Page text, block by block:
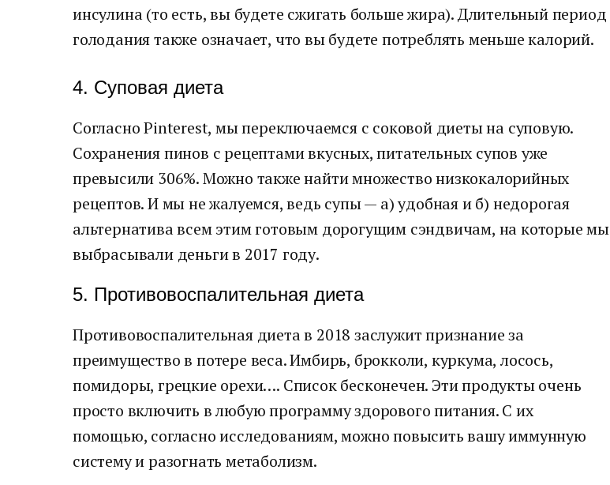
инсулина (то есть, вы будете сжигать больше жира). Длительный период
голодания также означает, что вы будете потреблять меньше калорий.
4. Суповая диета
Согласно Pinterest, мы переключаемся с соковой диеты на суповую.
Сохранения пинов с рецептами вкусных, питательных супов уже
превысили 306%. Можно также найти множество низкокалорийных
рецептов. И мы не жалуемся, ведь супы — а) удобная и б) недорогая
альтернатива всем этим готовым дорогущим сэндвичам, на которые мы
выбрасывали деньги в 2017 году.
5. Противовоспалительная диета
Противовоспалительная диета в 2018 заслужит признание за
преимущество в потере веса. Имбирь, брокколи, куркума, лосось,
помидоры, грецкие орехи…. Список бесконечен. Эти продукты очень
просто включить в любую программу здорового питания. С их
помощью, согласно исследованиям, можно повысить вашу иммунную
систему и разогнать метаболизм.